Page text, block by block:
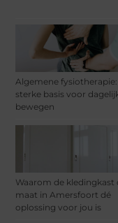
Algemene fysiotherapie:
sterke basis voor
bewegen
Waarom de kledingkast
maat in Amersfoort dé
oplossing voor jou is